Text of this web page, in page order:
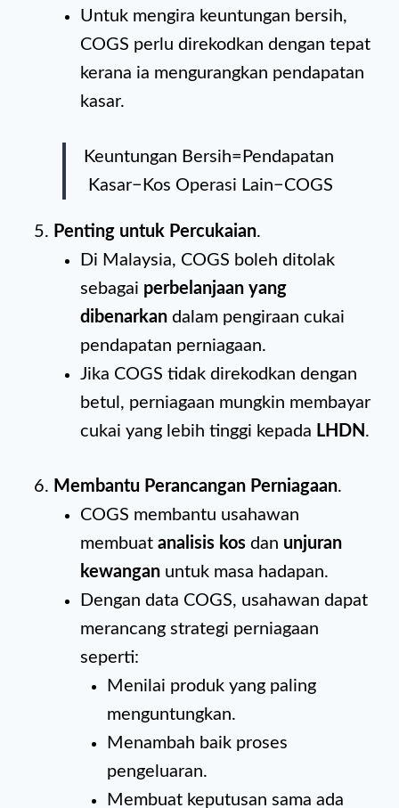
Untuk mengira keuntungan bersih,
COGS perlu direkodkan dengan tepat
kerana ia mengurangkan pendapatan
kasar.
Keuntungan Bersih=Pendapatan
Kasar−Kos Operasi Lain−COGS
Penting untuk Percukaian.
Di Malaysia, COGS boleh ditolak
sebagai perbelanjaan yang
dibenarkan dalam pengiraan cukai
pendapatan perniagaan.
Jika COGS tidak direkodkan dengan
betul, perniagaan mungkin membayar
cukai yang lebih tinggi kepada LHDN .
Membantu Perancangan Perniagaan.
COGS membantu usahawan
membuat analisis kos dan unjuran
kewangan untuk masa hadapan.
Dengan data COGS, usahawan dapat
merancang strategi perniagaan
seperti:
Menilai produk yang paling
menguntungkan.
Menambah baik proses
pengeluaran.
Membuat keputusan sama ada